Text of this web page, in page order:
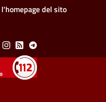
del sito
Instagram
Feed Telegram